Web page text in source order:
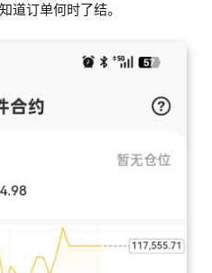
道订单何时了结。